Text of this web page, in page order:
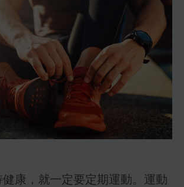
康，就一定要定期運動。運動